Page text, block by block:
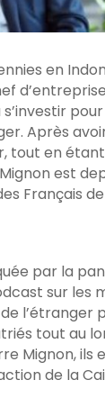
en
Après
tout en
est
Français
par la
sur les
l’étranger
tout au
Mignon, ils
de la